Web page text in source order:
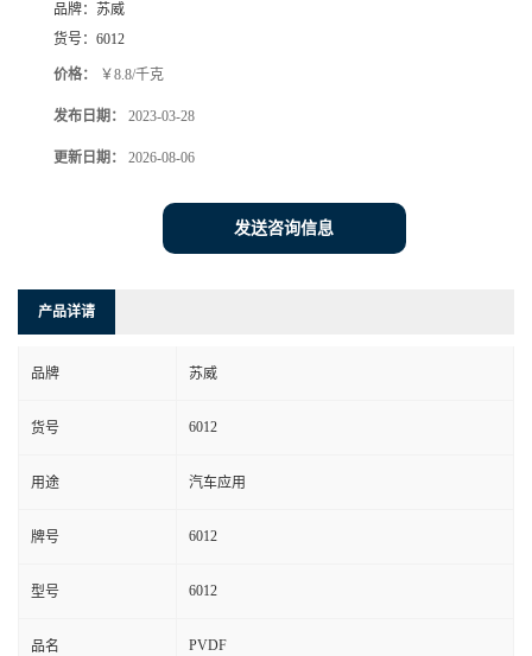
品牌： 苏威
货号： 6012
价格： ￥8.8/千克
发布日期： 2023-03-28
更新日期： 2026-08-06
发送咨询信息
产品详请
品牌 苏威
货号 6012
用途 汽车应用
牌号 6012
型号 6012
品名 PVDF